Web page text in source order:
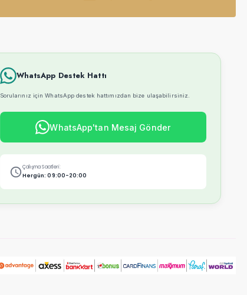
WhatsApp Destek Hattı
Sorularınız için WhatsApp destek hattımızdan bize ulaşabilirsiniz.
WhatsApp'tan Mesaj Gönder
Çalışma Saatleri:
Hergün: 09:00-20:00